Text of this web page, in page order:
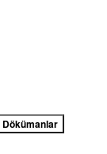
Dökümanlar